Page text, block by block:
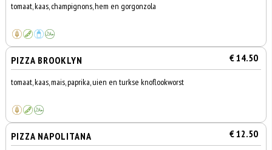
tomaat, kaas, champignons, hem en gorgonzola
PIZZA BROOKLYN € 14.50
tomaat, kaas, mais, paprika, uien en turkse knoflookworst
PIZZA NAPOLITANA € 12.50